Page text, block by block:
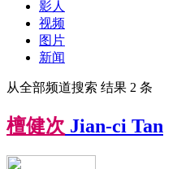
影人
视频
图片
新闻
从全部频道搜索 结果 2 条
檀健次 Jian-ci Tan